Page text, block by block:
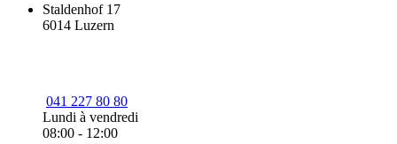
Staldenhof 17
6014 Luzern
041 227 80 80
Lundi à vendredi
08:00 - 12:00